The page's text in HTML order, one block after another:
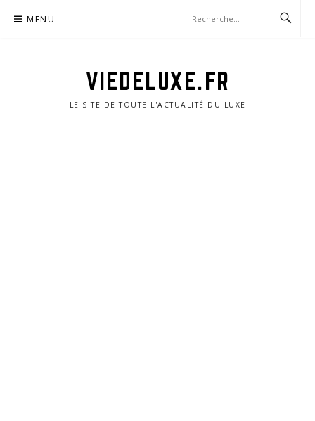
MENU
VIEDELUXE.FR
LE SITE DE TOUTE L'ACTUALITÉ DU LUXE